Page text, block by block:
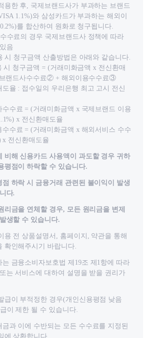
용한 후, 국제브랜드사가 부과하는 브랜드
1.1%)와 삼성카드가 부과하는 해외이
를 합산하여 원화로 청구됩니다.
수료의 경우 국제브랜드사 정책에 따라
음
시 청구금액 산출방법은 아래와 같습니다.
시 청구금액 = (거래미화금액 x 전신환매
랜드사수수료② + 해외이용수수료③
율 : 접수일의 우리은행 최고 고시 전신
수료 = (거래미화금액 x 국제브랜드 이용
x 전신환매도율
수료 = (거래미화금액 x 해외서비스 수수
x 전신환매도율
비해 신용카드 사용액이 과도할 경우 귀하
평점이 하락할 수 있습니다.
점 하락 시 금융거래 관련된 불이익이 발생
다.
리금을 연체할 경우, 모든 원리금을 변제
생할 수 있습니다.
용 전 상품설명서, 홈페이지, 약관을 통해
확인해주시기 바랍니다.
는 금융소비자보호법 제19조 제1항에 따라
는 서비스에 대하여 설명을 받을 권리가
급이 부적정한 경우(개인신용평점 낮음
이 제한 될 수 있습니다.
금과 이에 수반되는 모든 수수료를 지정된
에 상환합니다.